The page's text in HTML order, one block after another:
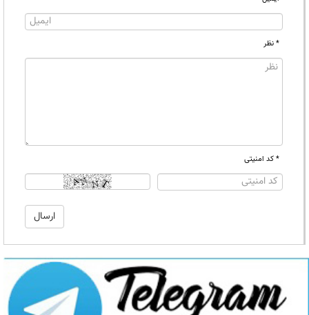
* نظر
* کد امنیتی